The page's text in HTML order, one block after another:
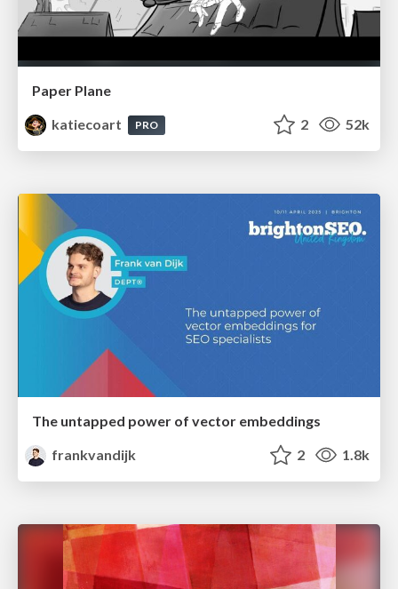
Paper Plane
katiecoart
PRO 2 52k
The untapped power of vector embeddings
frankvandijk
2 1.8k